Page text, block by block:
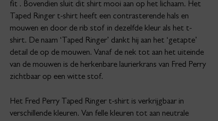
fit . Bovendien sluit dit shirt mooi aan op het lichaam. Het
Taped Ringer t-shirt heeft een contrasterende hals en
mouwen en door de rib stof in dezelfde kleur als het t-
shirt. De naam ‘Taped Ringer’ dankt hij aan het ‘getapte’
detail de op de mouwen. Vanaf de nek tot aan het uiteinde
van de mouwen is de herkenbare laurierkrans van Fred Perry
zichtbaar op een witte stof.
Het Fred Perry Taped Ringer t-shirt is verkrijgbaar in
verschillende kleuren. Van felle kleuren tot aan neutrale